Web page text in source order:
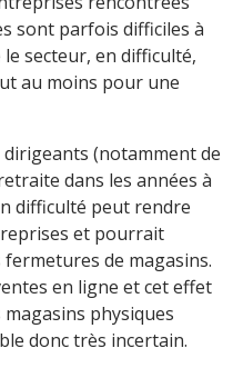
sont parfois difficiles à
secteur, en difficulté,
au moins pour une
(notamment de
dans les années à
difficulté peut rendre
et pourrait
de magasins.
en ligne et cet effet
physiques
donc très incertain.